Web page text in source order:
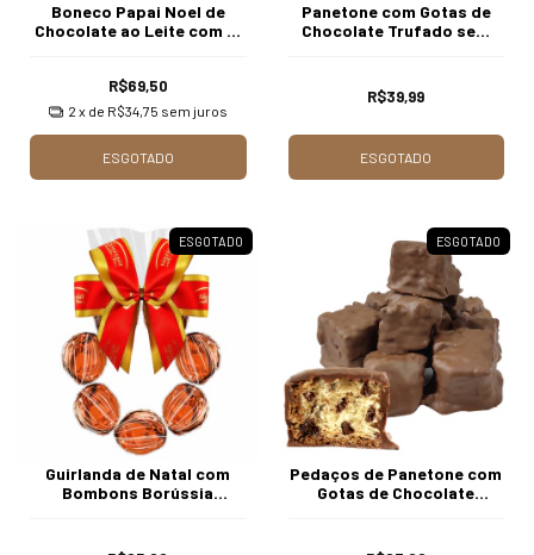
Boneco Papai Noel de
Chocolate ao Leite com 16
R$69,50
2 x de R$34,75 sem juros
ESGOTADO
Panetone com Gotas de
Chocolate Trufado sem
R$39,99
ESGOTADO
ESGOTADO
Guirlanda de Natal com
Bombons Borússia
ESGOTADO
Pedaços de Panetone com
Gotas de Chocolate